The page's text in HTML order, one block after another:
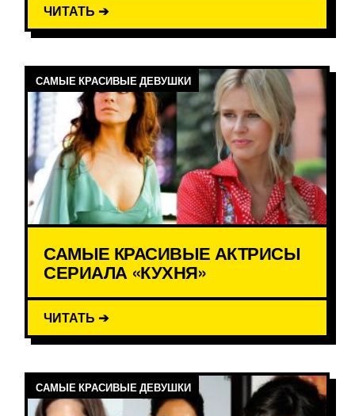
ЧИТАТЬ ➔
САМЫЕ КРАСИВЫЕ ДЕВУШКИ
САМЫЕ КРАСИВЫЕ АКТРИСЫ
СЕРИАЛА «КУХНЯ»
ЧИТАТЬ ➔
САМЫЕ КРАСИВЫЕ ДЕВУШКИ